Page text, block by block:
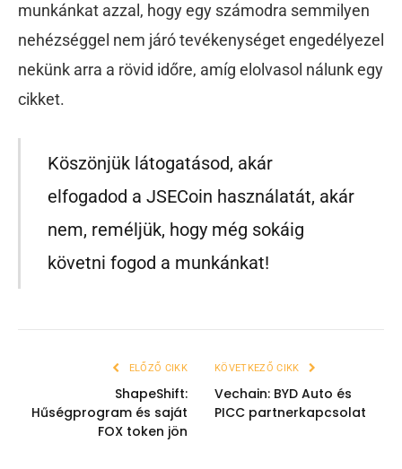
munkánkat azzal, hogy egy számodra semmilyen
nehézséggel nem járó tevékenységet engedélyezel
nekünk arra a rövid időre, amíg elolvasol nálunk egy
cikket.
Köszönjük látogatásod, akár
elfogadod a JSECoin használatát, akár
nem, reméljük, hogy még sokáig
követni fogod a munkánkat!
ELŐZŐ CIKK
ShapeShift:
Hűségprogram és saját
FOX token jön
KÖVETKEZŐ CIKK
Vechain: BYD Auto és
PICC partnerkapcsolat